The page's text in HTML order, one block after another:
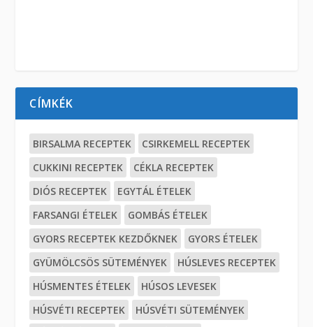
CÍMKÉK
BIRSALMA RECEPTEK
CSIRKEMELL RECEPTEK
CUKKINI RECEPTEK
CÉKLA RECEPTEK
DIÓS RECEPTEK
EGYTÁL ÉTELEK
FARSANGI ÉTELEK
GOMBÁS ÉTELEK
GYORS RECEPTEK KEZDŐKNEK
GYORS ÉTELEK
GYÜMÖLCSÖS SÜTEMÉNYEK
HÚSLEVES RECEPTEK
HÚSMENTES ÉTELEK
HÚSOS LEVESEK
HÚSVÉTI RECEPTEK
HÚSVÉTI SÜTEMÉNYEK